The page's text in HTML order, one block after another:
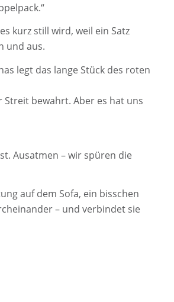
kurz still wird, weil ein Satz
und aus.
legt das lange Stück des roten
Streit bewahrt. Aber es hat uns
Ausatmen – wir spüren die
auf dem Sofa, ein bisschen
– und verbindet sie